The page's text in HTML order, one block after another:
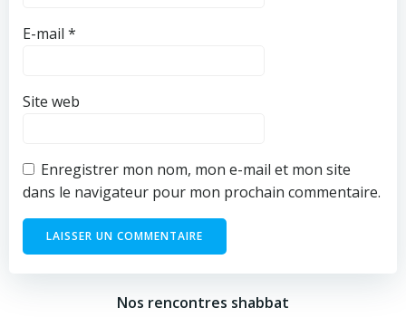
E-mail *
Site web
Enregistrer mon nom, mon e-mail et mon site
dans le navigateur pour mon prochain commentaire.
Nos rencontres shabbat